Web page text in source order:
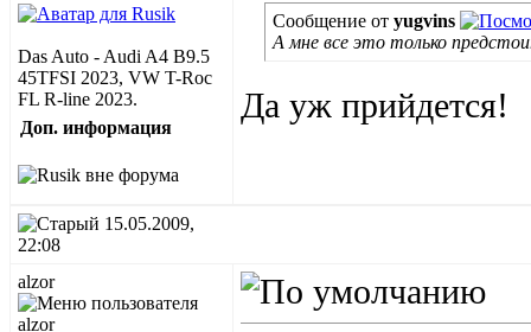
Das Auto - Audi A4 B9.5
45TFSI 2023, VW T-Roc
FL R-line 2023.
Доп. информация
Сообщение от yugvins
А мне все это только
Да уж прийдется!
15.05.2009,
22:08
alzor